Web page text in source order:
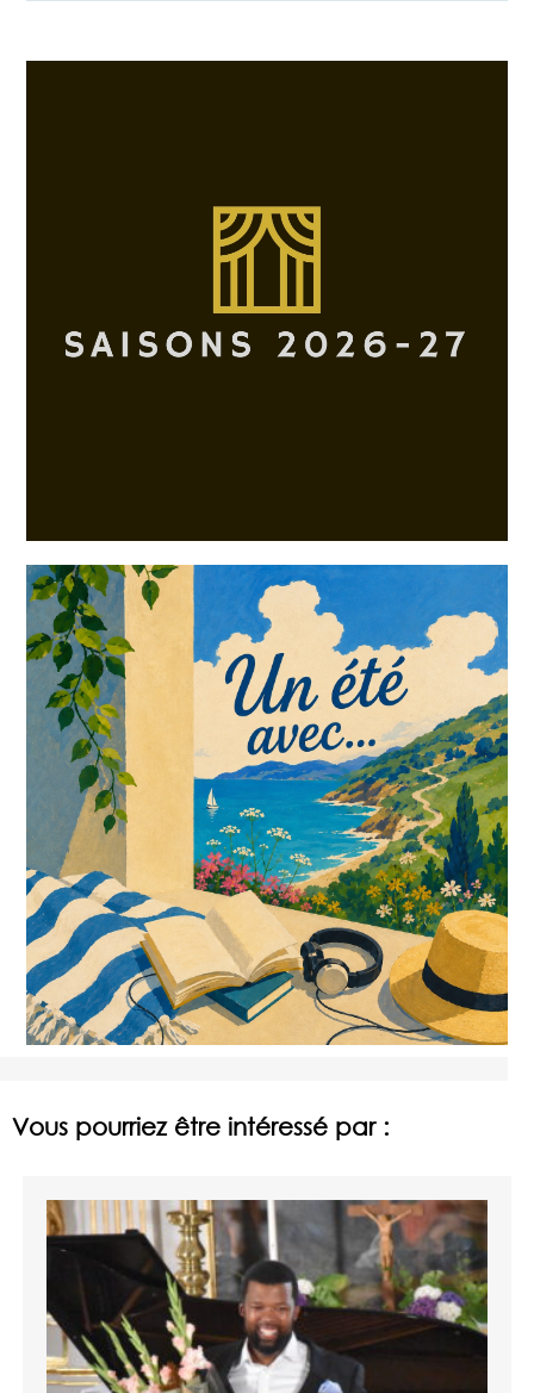
Vous pourriez être intéressé par :